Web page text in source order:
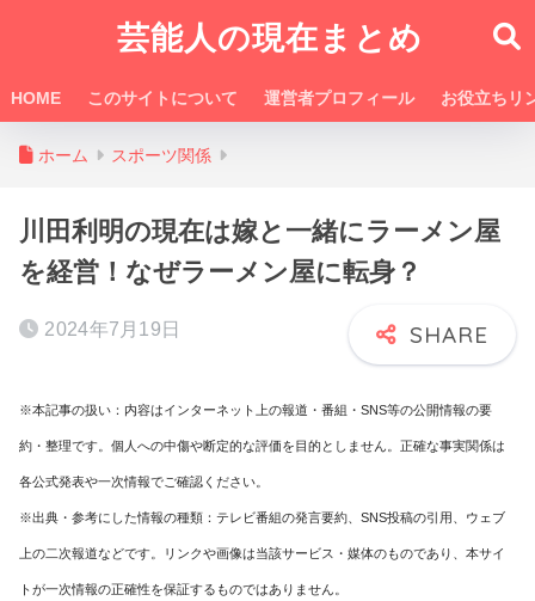
芸能人の現在まとめ
HOME このサイトについて 運営者プロフィール お役立ちリ
ホーム スポーツ関係
川田利明の現在は嫁と一緒にラーメン屋
を経営！なぜラーメン屋に転身？
2024年7月19日
※本記事の扱い：内容はインターネット上の報道・番組・SNS等の公開情報の要
約・整理です。個人への中傷や断定的な評価を目的としません。正確な事実関係は
各公式発表や一次情報でご確認ください。
※出典・参考にした情報の種類：テレビ番組の発言要約、SNS投稿の引用、ウェブ
上の二次報道などです。リンクや画像は当該サービス・媒体のものであり、本サイ
トが一次情報の正確性を保証するものではありません。